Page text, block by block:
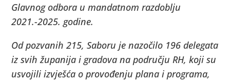
Glavnog odbora u mandatnom razdoblju
2021.-2025. godine.
Od pozvanih 215, Saboru je nazočilo 196 delegata
iz svih županija i gradova na području RH, koji su
usvojili izvješća o provođenju plana i programa,